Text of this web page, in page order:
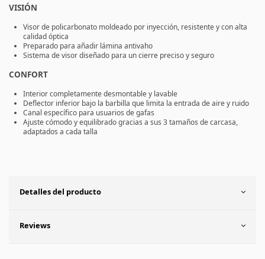
VISIÓN
Visor de policarbonato moldeado por inyección, resistente y con alta
calidad óptica
Preparado para añadir lámina antivaho
Sistema de visor diseñado para un cierre preciso y seguro
CONFORT
Interior completamente desmontable y lavable
Deflector inferior bajo la barbilla que limita la entrada de aire y ruido
Canal específico para usuarios de gafas
Ajuste cómodo y equilibrado gracias a sus 3 tamaños de carcasa,
adaptados a cada talla
Detalles del producto
Reviews